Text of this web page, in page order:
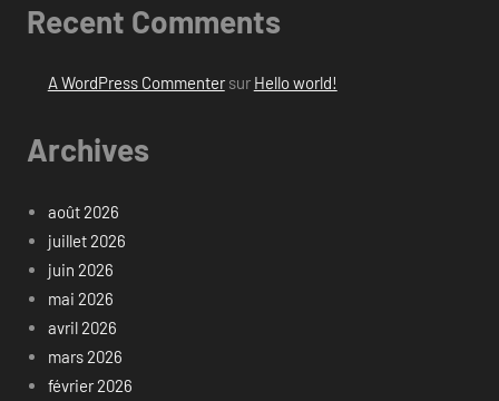
Recent Comments
A WordPress Commentersur Hello world!
Archives
août 2026
juillet 2026
juin 2026
mai 2026
avril 2026
mars 2026
février 2026